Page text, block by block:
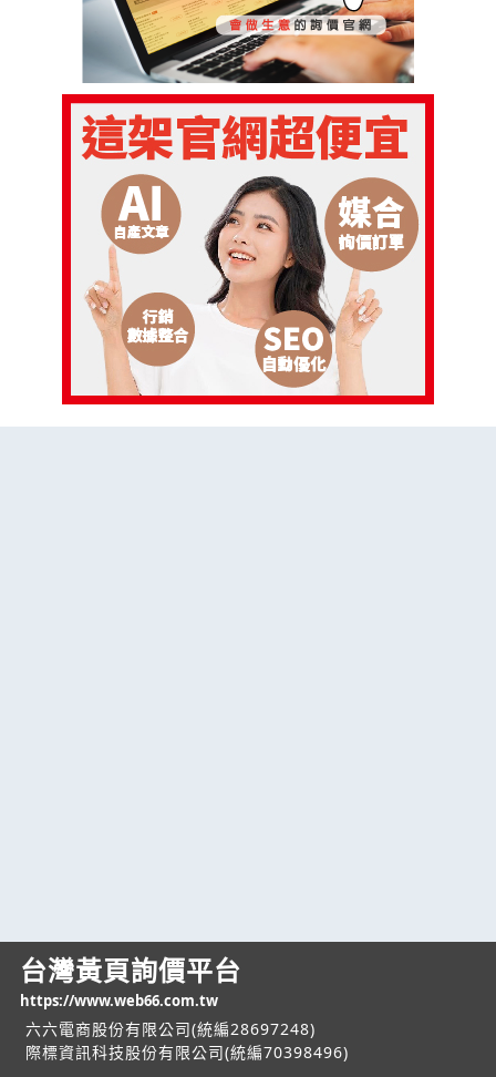
台灣黃頁詢價平台
https://www.web66.com.tw
六六電商股份有限公司(統編28697248)
際標資訊科技股份有限公司(統編70398496)